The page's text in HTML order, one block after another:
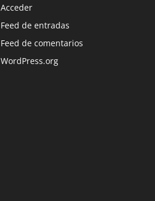
Acceder
Feed de entradas
Feed de comentarios
WordPress.org